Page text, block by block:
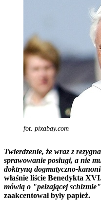
fot. pixabay.com
Twierdzenie, że wraz z
sprawowanie posługi, a nie
doktryną dogmatyczno-
właśnie liście Benedykta
mówią o "pełzającej
zaakcentował były papież.